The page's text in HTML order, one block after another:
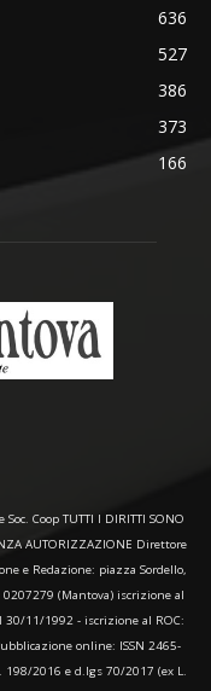
636
527
386
373
166
Coop TUTTI I DIRITTI SONO
AUTORIZZAZIONE Direttore
e Redazione: piazza Sordello,
0207279 (Mantova) iscrizione al
11/1992 - iscrizione al ROC:
online: ISSN 2465-
2016 e d.lgs 70/2017 (ex L.